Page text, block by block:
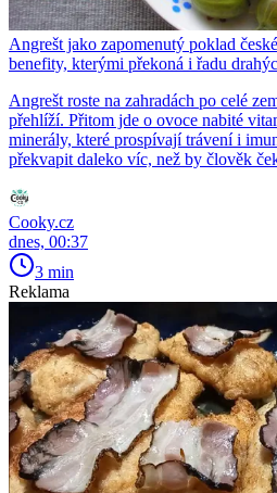
Angrešt jako zapomenutý poklad
benefity, kterými překoná i řadu
Angrešt roste na zahradách po celé
přehlíží. Přitom jde o ovoce nabité
minerály, které prospívají trávení i
překvapit daleko víc, než by člověk
Cooky.cz
dnes, 00:37
3 min
Reklama